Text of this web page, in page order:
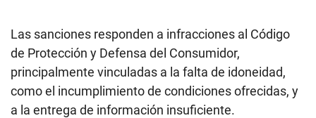
Las sanciones responden a infracciones al Código
de Protección y Defensa del Consumidor,
principalmente vinculadas a la falta de idoneidad,
como el incumplimiento de condiciones ofrecidas, y
a la entrega de información insuficiente.